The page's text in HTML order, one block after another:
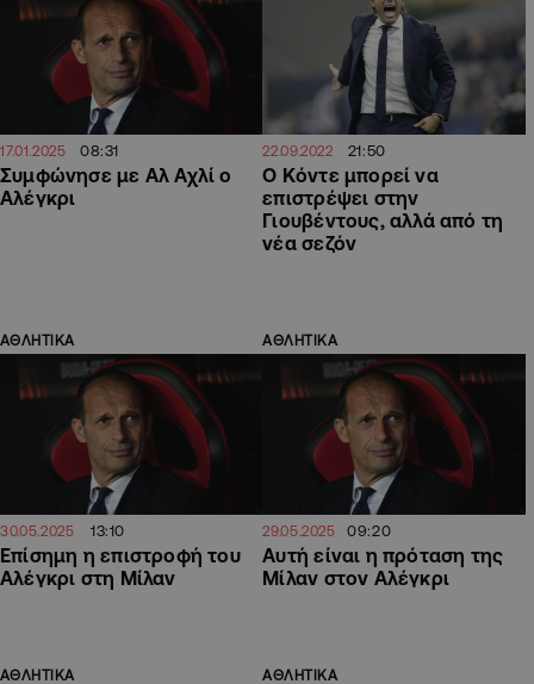
17.01.2025 08:31
Συμφώνησε με Αλ Αχλί ο
Αλέγκρι
22.09.2022 21:50
Ο Κόντε μπορεί να
επιστρέψει στην
Γιουβέντους, αλλά από τη
νέα σεζόν
ΑΘΛΗΤΙΚΑ
30.05.2025 13:10
Επίσημη η επιστροφή του
Αλέγκρι στη Μίλαν
ΑΘΛΗΤΙΚΑ
29.05.2025 09:20
Αυτή είναι η πρόταση της
Μίλαν στον Αλέγκρι
ΑΘΛΗΤΙΚΑ ΑΘΛΗΤΙΚΑ